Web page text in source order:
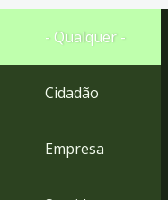
Ir
rodapé
- Qualquer -
Cidadão
Empresa